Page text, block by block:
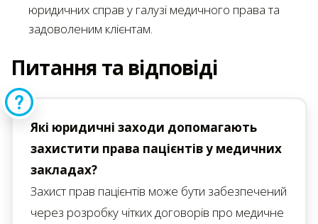
юридичних справ у галузі медичного права та
задоволеним клієнтам.
Питання та відповіді
Які юридичні заходи допомагають
захистити права пацієнтів у медичних
закладах?
Захист прав пацієнтів може бути забезпечений
через розробку чітких договорів про медичне